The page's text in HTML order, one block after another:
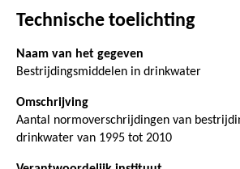
Technische toelichting
Naam van het gegeven
Bestrijdingsmiddelen in drinkwater
Omschrijving
Aantal normoverschrijdingen van
drinkwater van 1995 tot 2010